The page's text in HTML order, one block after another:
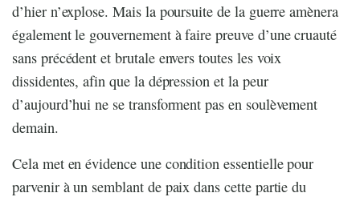
d’hier n’explose. Mais la poursuite de la guerre amènera
également le gouvernement à faire preuve d’une cruauté
sans précédent et brutale envers toutes les voix
dissidentes, afin que la dépression et la peur
d’aujourd’hui ne se transforment pas en soulèvement
demain.
Cela met en évidence une condition essentielle pour
parvenir à un semblant de paix dans cette partie du